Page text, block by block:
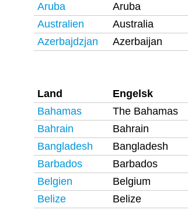
Aruba
Aruba
Australien
Australia
Azerbajdzjan
Azerbaijan
Land Engelsk
Bahamas
The Bahamas
Bahrain
Bahrain
Bangladesh
Bangladesh
Barbados
Barbados
Belgien
Belgium
Belize
Belize